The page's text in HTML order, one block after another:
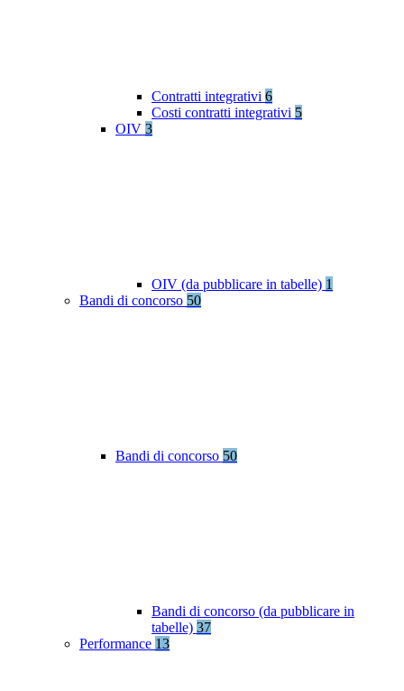
Contratti integrativi 6
Costi contratti integrativi 5
OIV 3
OIV (da pubblicare in tabelle) 1
Bandi di concorso 50
Bandi di concorso 50
Bandi di concorso (da pubblicare in
tabelle) 37
Performance 13